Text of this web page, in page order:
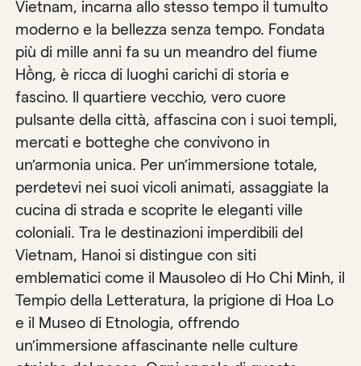
Vietnam, incarna allo stesso tempo il tumulto
moderno e la bellezza senza tempo. Fondata
più di mille anni fa su un meandro del fiume
Hồng, è ricca di luoghi carichi di storia e
fascino. Il quartiere vecchio, vero cuore
pulsante della città, affascina con i suoi templi,
mercati e botteghe che convivono in
un’armonia unica. Per un’immersione totale,
perdetevi nei suoi vicoli animati, assaggiate la
cucina di strada e scoprite le eleganti ville
coloniali. Tra le destinazioni imperdibili del
Vietnam, Hanoi si distingue con siti
emblematici come il Mausoleo di Ho Chi Minh, il
Tempio della Letteratura, la prigione di Hoa Lo
e il Museo di Etnologia, offrendo
un’immersione affascinante nelle culture